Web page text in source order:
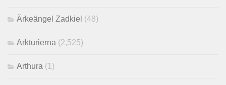
Ärkeängel Zadkiel (48)
Arkturierna (2,525)
Arthura (1)